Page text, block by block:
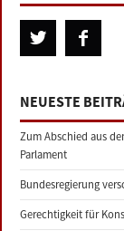
NEUESTE
Zum Abschied aus
Parlament
Bundesregierung
Gerechtigkeit für